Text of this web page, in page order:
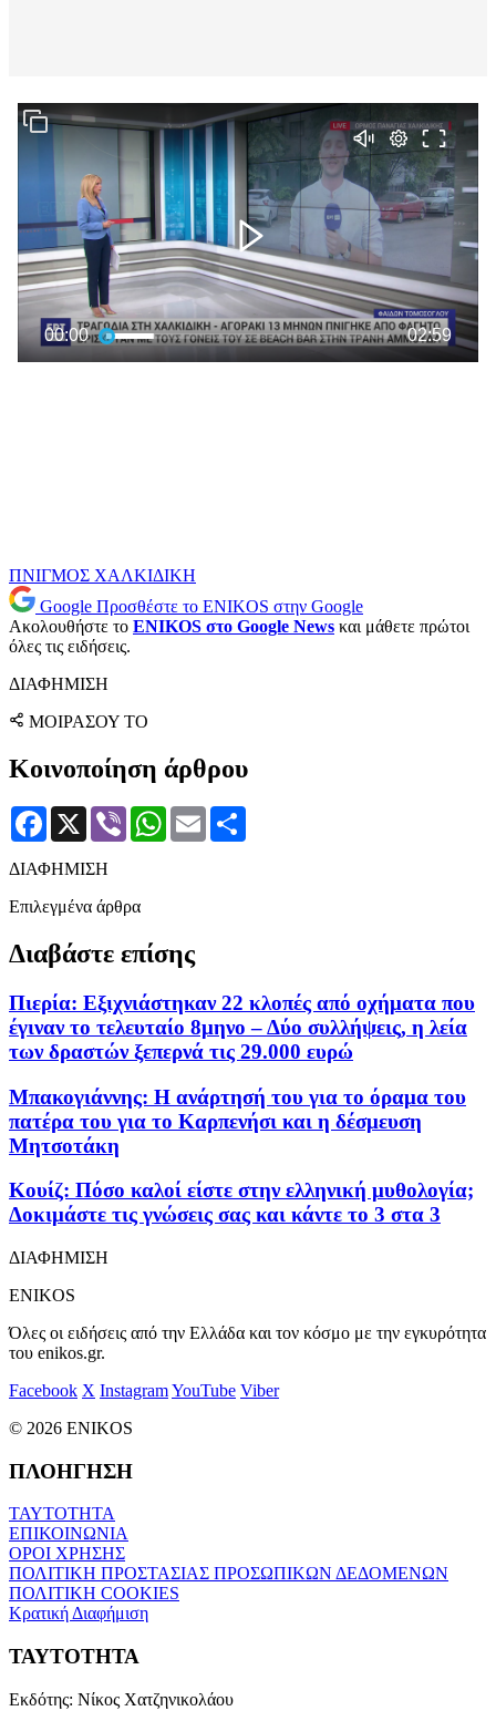
ΠΝΙΓΜΟΣ ΧΑΛΚΙΔΙΚΗ
Google Προσθέστε το ENIKOS στην Google
Ακολουθήστε το ENIKOS στο Google News και μάθετε πρώτοι
όλες τις ειδήσεις.
ΔΙΑΦΗΜΙΣΗ
ΜΟΙΡΑΣΟΥ ΤΟ
Κοινοποίηση άρθρου
Facebook
X Viber WhatsApp
Email
ΔΙΑΦΗΜΙΣΗ
Επιλεγμένα άρθρα
Διαβάστε επίσης
Πιερία: Εξιχνιάστηκαν 22 κλοπές από οχήματα που
έγιναν το τελευταίο 8μηνο – Δύο συλλήψεις, η λεία
των δραστών ξεπερνά τις 29.000 ευρώ
Μπακογιάννης: Η ανάρτησή του για το όραμα του
πατέρα του για το Καρπενήσι και η δέσμευση
Μητσοτάκη
Κουίζ: Πόσο καλοί είστε στην ελληνική μυθολογία;
Δοκιμάστε τις γνώσεις σας και κάντε το 3 στα 3
ΔΙΑΦΗΜΙΣΗ
ENIKOS
Όλες οι ειδήσεις από την Ελλάδα και τον κόσμο με την εγκυρότητα
του enikos.gr.
Facebook X InstagramYouTube Viber
© 2026 ENIKOS
ΠΛΟΗΓΗΣΗ
ΤΑΥΤΟΤΗΤΑ
ΕΠΙΚΟΙΝΩΝΙΑ
ΟΡΟΙ ΧΡΗΣΗΣ
ΠΟΛΙΤΙΚΗ ΠΡΟΣΤΑΣΙΑΣ ΠΡΟΣΩΠΙΚΩΝ ΔΕΔΟΜΕΝΩΝ
ΠΟΛΙΤΙΚΗ COOKIES
Κρατική Διαφήμιση
ΤΑΥΤΟΤΗΤΑ
Εκδότης: Νίκος Χατζηνικολάου